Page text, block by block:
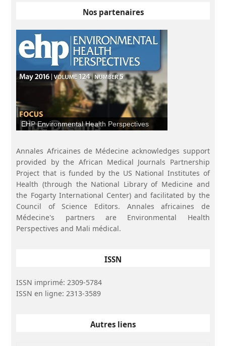
Nos partenaires
EHP Environmental Health Perspectives
Annales Africaines de Médecine acknowledges support
provided by the African Medical Journals Partnership
Project that is funded by the US National Institutes of
Health (through the National Library of Medicine and
the Fogarty International Center) and facilitated by the
Council of Science Editors. Annales africaines de
Médecine's partners are Environmental Health
Perspectives and Mali médical.
ISSN
ISSN imprimé: 2309-5784
ISSN en ligne: 2313-3589
Autres liens